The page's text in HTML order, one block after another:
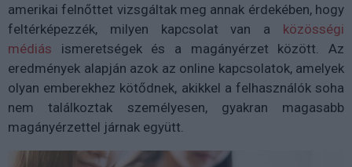
amerikai felnőttet vizsgáltak meg annak érdekében, hogy
feltérképezzék, milyen kapcsolat van a közösségi
médiás ismeretségek és a magányérzet között. Az
eredmények alapján azok az online kapcsolatok, amelyek
olyan emberekhez kötődnek, akikkel a felhasználók soha
nem találkoztak személyesen, gyakran magasabb
magányérzettel járnak együtt.